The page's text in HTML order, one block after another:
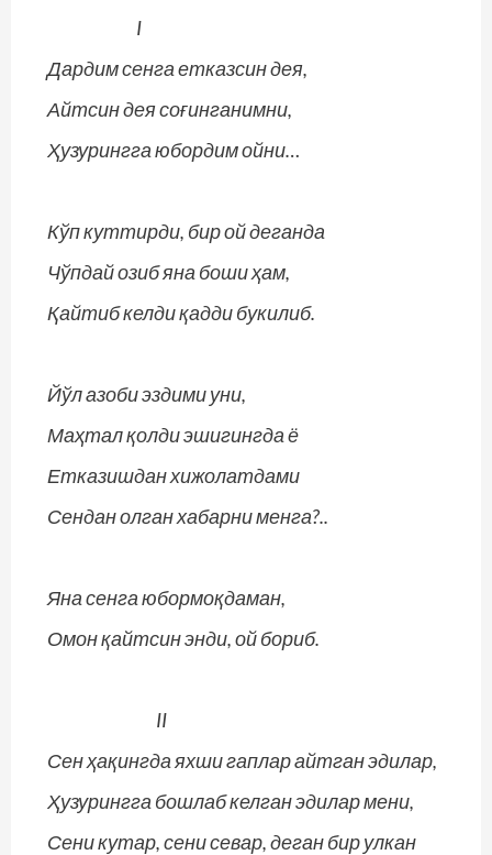
I
Дардим сенга етказсин дея,
Айтсин дея соғинганимни,
Ҳузурингга юбордим ойни…
Кўп куттирди, бир ой деганда
Чўпдай озиб яна боши ҳам,
Қайтиб келди қадди букилиб.
Йўл азоби эздими уни,
Маҳтал қолди эшигингда ё
Етказишдан хижолатдами
Сендан олган хабарни менга?..
Яна сенга юбормоқдаман,
Омон қайтсин энди, ой бориб.
II
Сен ҳақингда яхши гаплар айтган эдилар,
Ҳузурингга бошлаб келган эдилар мени,
Сени кутар, сени севар, деган бир улкан